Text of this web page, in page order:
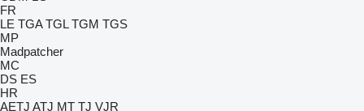
FR
LE TGA TGL TGM TGS
MP
Madpatcher
MC
DS ES
HR
AETJ ATJ MT TJ VJR